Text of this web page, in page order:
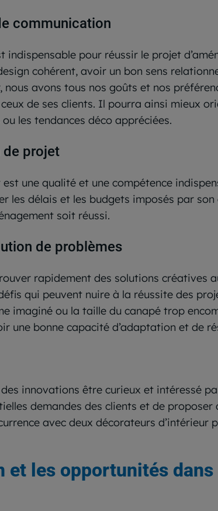
communication
pour réussir le projet
cohérent, avoir un bon sens
avons tous nos goûts et nos
de ses clients. Il pourra ainsi mieux
les tendances déco appréciées.
de projet
une qualité et une compétence
les délais et les budgets imposés par
soit réussi.
de problèmes
rapidement des solutions créatives
qui peuvent nuire à la réussite des
imaginé ou la taille du canapé trop
une bonne capacité d’adaptation et de
innovations être curieux et intéressé
demandes des clients et de
avec deux décorateurs d’intérieur
et les opportunités